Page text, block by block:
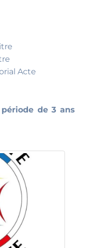
Acte
de 3 ans